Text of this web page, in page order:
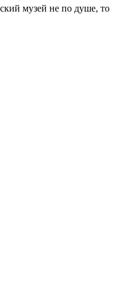
музей не по душе, то